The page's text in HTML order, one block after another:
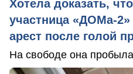
Хотела доказать,
участница «ДОМа-
арест после голой
На свободе она